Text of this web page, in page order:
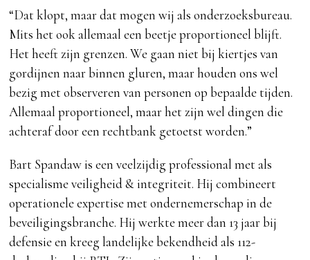
“Dat klopt, maar dat mogen wij als onderzoeksbureau.
Mits het ook allemaal een beetje proportioneel blijft.
Het heeft zijn grenzen. We gaan niet bij kiertjes van
gordijnen naar binnen gluren, maar houden ons wel
bezig met observeren van personen op bepaalde tijden.
Allemaal proportioneel, maar het zijn wel dingen die
achteraf door een rechtbank getoetst worden.”
Bart Spandaw is een veelzijdig professional met als
specialisme veiligheid & integriteit. Hij combineert
operationele expertise met ondernemerschap in de
beveiligingsbranche. Hij werkte meer dan 13 jaar bij
defensie en kreeg landelijke bekendheid als 112-